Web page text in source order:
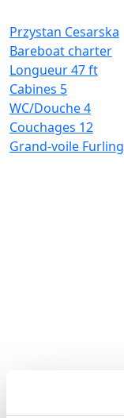
Przystan Cesarska
Bareboat charter
Longueur47 ft
Cabines 5
WC/Douche4
Couchages 12
Grand-voile Furling